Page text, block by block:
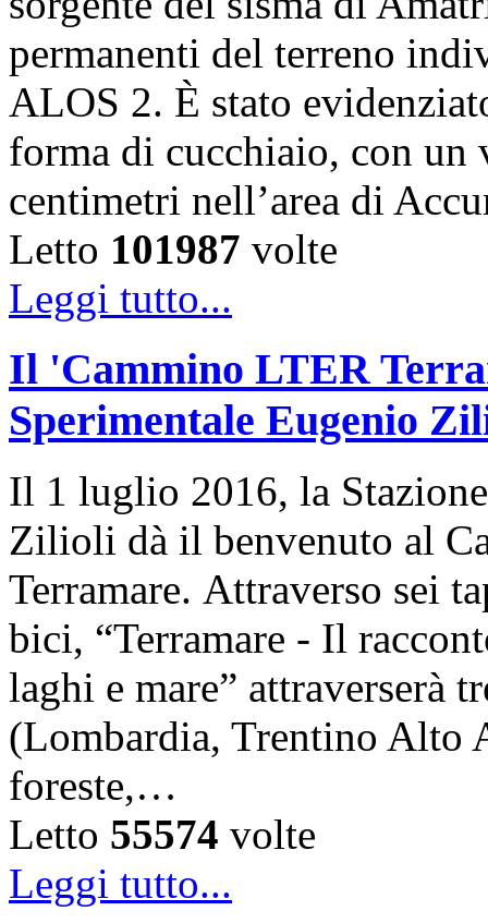
permanenti del terreno
ALOS 2. È stato
forma di cucchiaio, con un
centimetri nell’area di
Letto 101987 volte
Leggi tutto...
Il 'Cammino LTER
Sperimentale Eugenio
Il 1 luglio 2016, la
Zilioli dà il benvenuto al
Terramare. Attraverso sei
bici, “Terramare - Il
laghi e mare” attraverserà
(Lombardia, Trentino Alto
foreste,…
Letto 55574 volte
Leggi tutto...